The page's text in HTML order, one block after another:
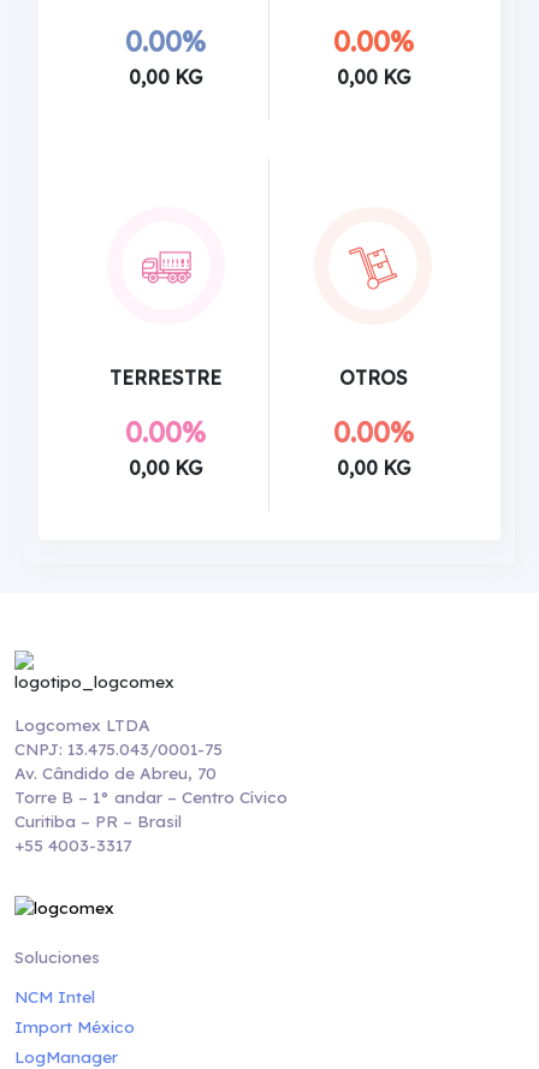
0.00%
0,00 KG
0.00%
0,00 KG
TERRESTRE
0.00%
0,00 KG
OTROS
0.00%
0,00 KG
Logcomex LTDA
CNPJ: 13.475.043/0001-75
Av. Cândido de Abreu, 70
Torre B – 1° andar – Centro Cívico
Curitiba – PR – Brasil
+55 4003-3317
Soluciones
NCM Intel
Import México
LogManager